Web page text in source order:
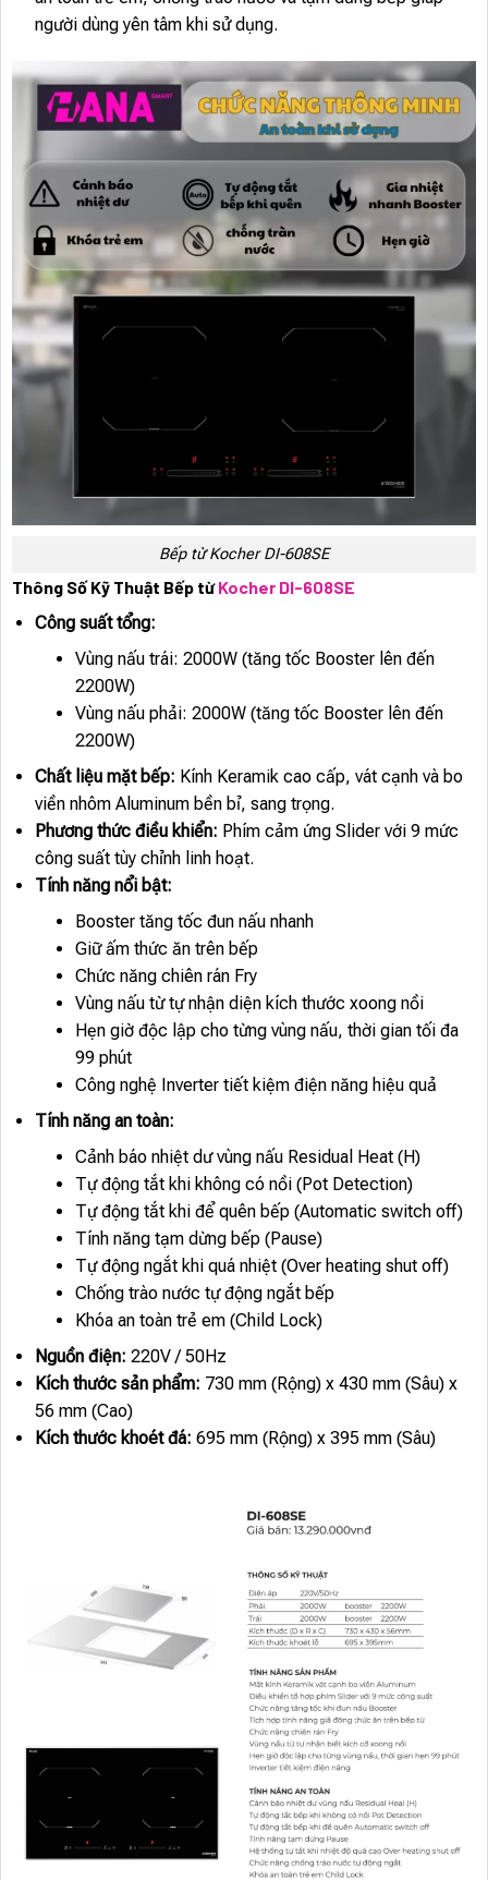
người dùng yên tâm khi sử dụng.
Bếp từ Kocher DI-608SE
Thông Số Kỹ Thuật Bếp từKocher DI-608SE
Công suất tổng:
Vùng nấu trái: 2000W (tăng tốc Booster lên đến
2200W)
Vùng nấu phải: 2000W (tăng tốc Booster lên đến
2200W)
Chất liệu mặt bếp: Kính Keramik cao cấp, vát cạnh và bo
viền nhôm Aluminum bền bỉ, sang trọng.
Phương thức điều khiển: Phím cảm ứng Slider với 9 mức
công suất tùy chỉnh linh hoạt.
Tính năng nổi bật:
Booster tăng tốc đun nấu nhanh
Giữ ấm thức ăn trên bếp
Chức năng chiên rán Fry
Vùng nấu từ tự nhận diện kích thước xoong nồi
Hẹn giờ độc lập cho từng vùng nấu, thời gian tối đa
99 phút
Công nghệ Inverter tiết kiệm điện năng hiệu quả
Tính năng an toàn:
Cảnh báo nhiệt dư vùng nấu Residual Heat (H)
Tự động tắt khi không có nồi (Pot Detection)
Tự động tắt khi để quên bếp (Automatic switch off)
Tính năng tạm dừng bếp (Pause)
Tự động ngắt khi quá nhiệt (Over heating shut off)
Chống trào nước tự động ngắt bếp
Khóa an toàn trẻ em (Child Lock)
Nguồn điện: 220V / 50Hz
Kích thước sản phẩm: 730 mm (Rộng) x 430 mm (Sâu) x
56 mm (Cao)
Kích thước khoét đá: 695 mm (Rộng) x 395 mm (Sâu)